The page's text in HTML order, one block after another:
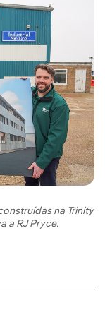
na Trinity
a RJ Pryce.